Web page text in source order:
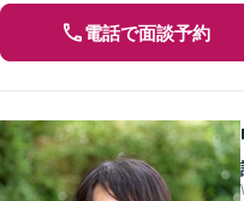
電話で面談予約